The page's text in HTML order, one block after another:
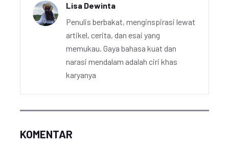
Lisa Dewinta
Penulis berbakat, menginspirasi lewat
artikel, cerita, dan esai yang
memukau. Gaya bahasa kuat dan
narasi mendalam adalah ciri khas
karyanya
KOMENTAR